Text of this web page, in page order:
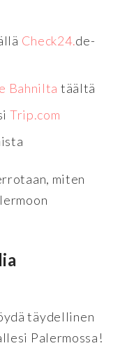
Check24.de-
Bahnilta täältä
Trip.com
miten
täydellinen
Palermossa!